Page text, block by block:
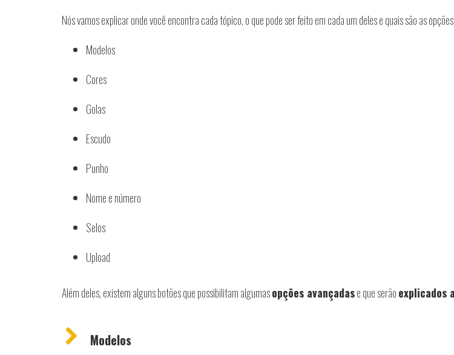
Nós vamos explicar onde você encontra cada tópico, o que pode ser feito em cada um deles e quais são as
Modelos
Cores
Golas
Escudo
Punho
Nome e número
Selos
Upload
Além deles, existem alguns botões que possibilitam algumasopções avançadase que serãoexplicados
Modelos